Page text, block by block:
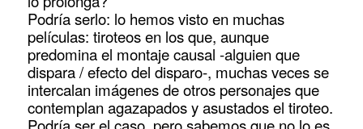
Podría serlo: lo hemos visto en muchas
películas: tiroteos en los que, aunque
predomina el montaje causal -alguien que
dispara / efecto del disparo-, muchas veces se
intercalan imágenes de otros personajes que
contemplan agazapados y asustados el tiroteo.
Podría ser el caso, pero sabemos que no lo es,